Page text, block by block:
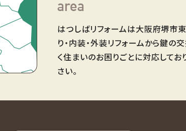
はつしばリフォームは大阪府堺市
り・内装・外装リフォームから鍵
く住まいのお困りごとに対応してお
さい。